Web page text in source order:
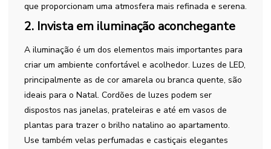
que proporcionam uma atmosfera mais refinada e serena.
2. Invista em iluminação aconchegante
A iluminação é um dos elementos mais importantes para
criar um ambiente confortável e acolhedor. Luzes de LED,
principalmente as de cor amarela ou branca quente, são
ideais para o Natal. Cordões de luzes podem ser
dispostos nas janelas, prateleiras e até em vasos de
plantas para trazer o brilho natalino ao apartamento.
Use também velas perfumadas e castiçais elegantes